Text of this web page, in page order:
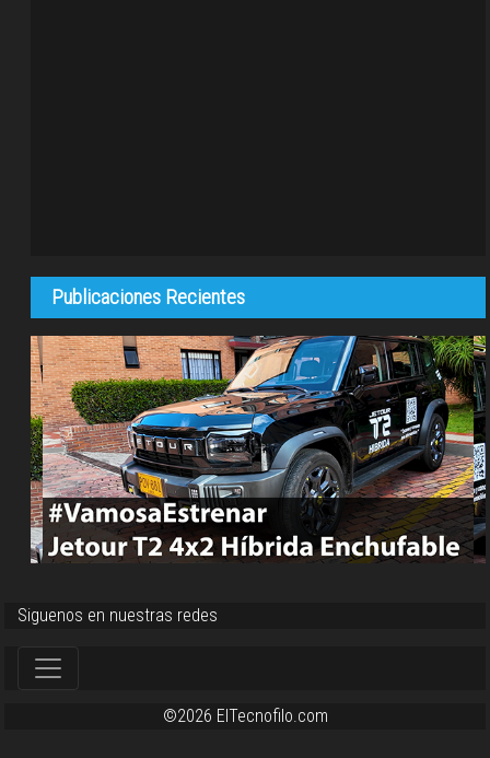
Publicaciones Recientes
Siguenos en nuestras redes
©2026 ElTecnofilo.com